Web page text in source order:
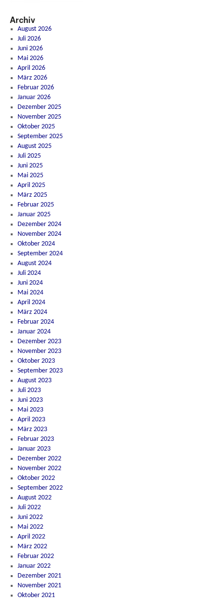
Archiv
August 2026
Juli 2026
Juni 2026
Mai 2026
April 2026
März 2026
Februar 2026
Januar 2026
Dezember 2025
November 2025
Oktober 2025
September 2025
August 2025
Juli 2025
Juni 2025
Mai 2025
April 2025
März 2025
Februar 2025
Januar 2025
Dezember 2024
November 2024
Oktober 2024
September 2024
August 2024
Juli 2024
Juni 2024
Mai 2024
April 2024
März 2024
Februar 2024
Januar 2024
Dezember 2023
November 2023
Oktober 2023
September 2023
August 2023
Juli 2023
Juni 2023
Mai 2023
April 2023
März 2023
Februar 2023
Januar 2023
Dezember 2022
November 2022
Oktober 2022
September 2022
August 2022
Juli 2022
Juni 2022
Mai 2022
April 2022
März 2022
Februar 2022
Januar 2022
Dezember 2021
November 2021
Oktober 2021